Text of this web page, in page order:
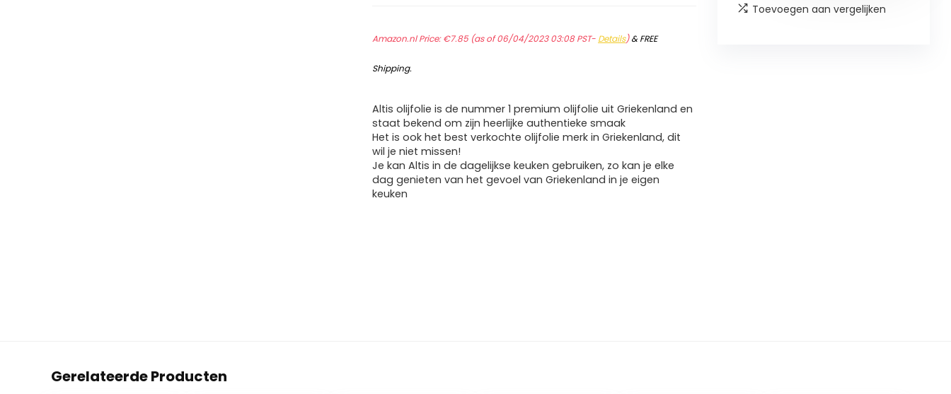
Amazon.nl Price:€7.85(as of 06/04/2023 03:08 PST- Details)&FREE
Shipping.
Altis olijfolie is de nummer 1 premium olijfolie uit Griekenland en
staat bekend om zijn heerlijke authentieke smaak
Het is ook het best verkochte olijfolie merk in Griekenland, dit
wil je niet missen!
Je kan Altis in de dagelijkse keuken gebruiken, zo kan je elke
dag genieten van het gevoel van Griekenland in je eigen
keuken
Toevoegen aan vergelijken
Gerelateerde Producten